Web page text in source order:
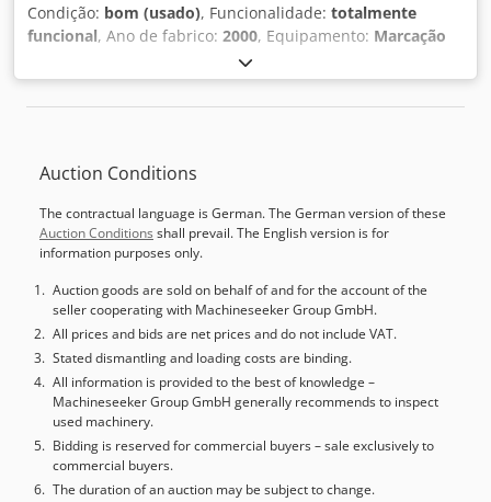
Condição: bom (usado), Funcionalidade: totalmente
funcional, Ano de fabrico: 2000, Equipamento: Marcação
, PLS2500 laser 2D com 2 mesas de corte com área útil:
3140 x 1640 x h100mm, curso dos eixos 3000x1500x150mm
(XYZ). Velocidade máxima dos eixos lineares 40m/min (XY) e
Engineering. Fonte laser CO2 de 3000W. DOCUMENTAÇÃO
carregamento. Estava em perfeito estado de
funcionamento. Preço especial para compra imediata.
Auction Conditions
The contractual language is German. The German version of these
Auction Conditions shall prevail. The English version is for
information purposes only.
Auction goods are sold on behalf of and for the account of the
seller cooperating with Machineseeker Group GmbH.
All prices and bids are net prices and do not include VAT.
Stated dismantling and loading costs are binding.
All information is provided to the best of knowledge –
Machineseeker Group GmbH generally recommends to inspect
used machinery.
Bidding is reserved for commercial buyers – sale exclusively to
commercial buyers.
The duration of an auction may be subject to change.